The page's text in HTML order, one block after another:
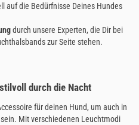
auf die Bedürfnisse Deines Hundes
durch unsere Experten, die Dir bei
zur Seite stehen.
durch die Nacht
für deinen Hund, um auch in
Mit verschiedenen Leuchtmodi